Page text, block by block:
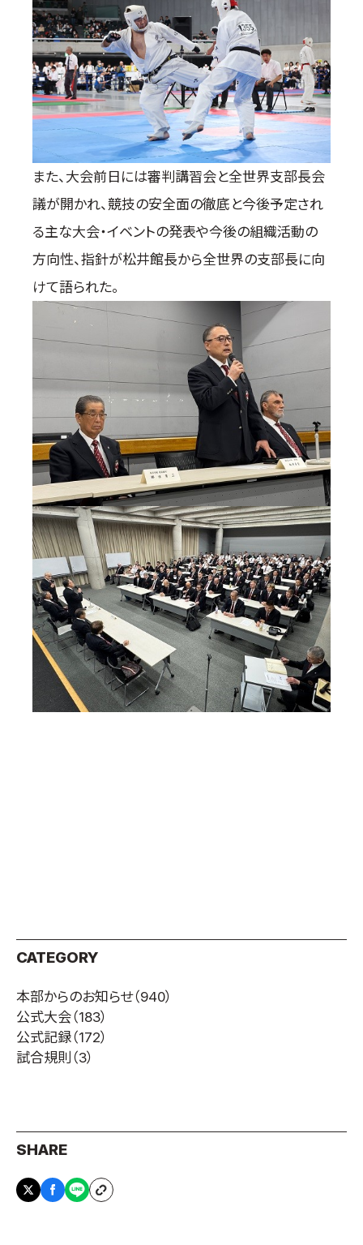
また、大会前日には審判講習会と全世界支部長会
議が開かれ、競技の安全面の徹底と今後予定され
る主な大会・イベントの発表や今後の組織活動の
方向性、指針が松井館長から全世界の支部長に向
けて語られた。
CATEGORY
本部からのお知らせ（940）
公式大会（183）
公式記録（172）
試合規則 （3）
SHARE